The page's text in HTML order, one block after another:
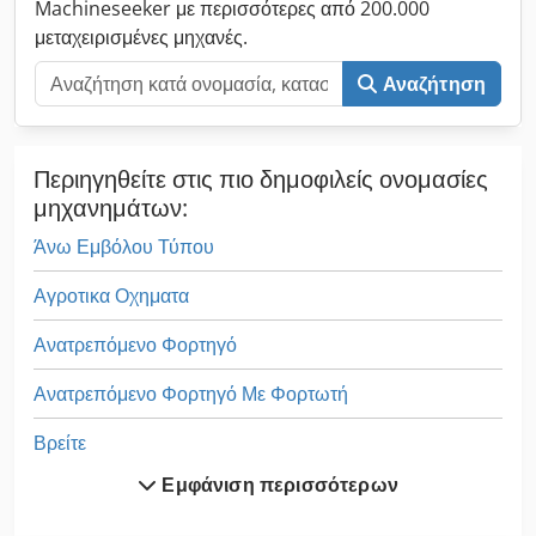
Machineseeker με περισσότερες από 200.000
μεταχειρισμένες μηχανές.
Αναζήτηση
Περιηγηθείτε στις πιο δημοφιλείς ονομασίες
μηχανημάτων:
Άνω Εμβόλου Τύπου
Αγροτικα Οχηματα
Ανατρεπόμενο Φορτηγό
Ανατρεπόμενο Φορτηγό Με Φορτωτή
Βρείτε
Ηλεκτρικά Παλετοφόρα Με Ιστό
Εμφάνιση περισσότερων